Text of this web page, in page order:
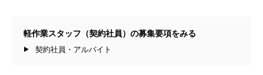
軽作業スタッフ（契約社員）の募集要項をみる
契約社員・アルバイト